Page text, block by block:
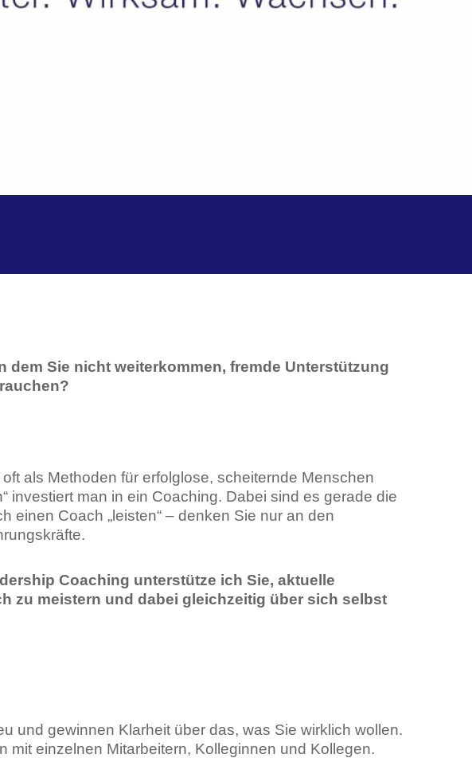
dem Sie nicht weiterkommen, fremde Unterstützung
als Methoden für erfolglose, scheiternde Menschen
investiert man in ein Coaching. Dabei sind es gerade die
einen Coach „leisten“ – denken Sie nur an den
Coaching unterstütze ich Sie, aktuelle
zu meistern und dabei gleichzeitig über sich selbst
und gewinnen Klarheit über das, was Sie wirklich wollen.
mit einzelnen Mitarbeitern, Kolleginnen und Kollegen.